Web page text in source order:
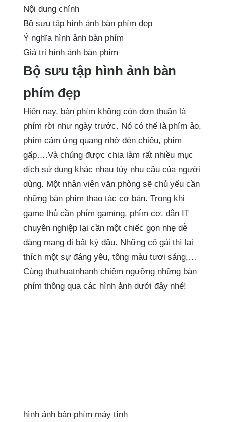
Nội dung chính
Bộ sưu tập hình ảnh bàn phím đẹp
Ý nghĩa hình ảnh bàn phím
Giá trị hình ảnh bàn phím
Bộ sưu tập hình ảnh bàn
phím đẹp
Hiện nay, bàn phím không còn đơn thuần là
phím rời như ngày trước. Nó có thể là phím ảo,
phím cảm ứng quang nhờ đèn chiếu, phím
gấp….Và chúng được chia làm rất nhiều mục
đích sử dụng khác nhau tùy nhu cầu của người
dùng. Một nhân viên văn phòng sẽ chủ yếu cần
những bàn phím thao tác cơ bản. Trong khi
game thủ cần phím gaming, phím cơ. dân IT
chuyên nghiệp lại cần một chiếc gọn nhẹ dễ
dàng mang đi bất kỳ đâu. Những cô gái thì lại
thích một sự đáng yêu, tông màu tươi sáng,…
Cùng thuthuatnhanh chiêm ngưỡng những bàn
phím thông qua các hình ảnh dưới đây nhé!
hình ảnh bàn phím máy tính